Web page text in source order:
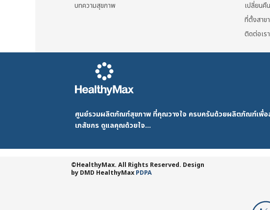
บทความสุขภาพ
เปลี่ยนคื
ที่ตั้งสาขา
ติดต่อเรา
ศูนย์รวมผลิตภัณฑ์สุขภาพ ที่คุณวางใจ ครบครันด้วยผลิตภัณฑ์เพื่อ
เภสัชกร ดูแลคุณด้วยใจ...
©HealthyMax. All Rights Reserved. Design
by DMD HealthyMax PDPA